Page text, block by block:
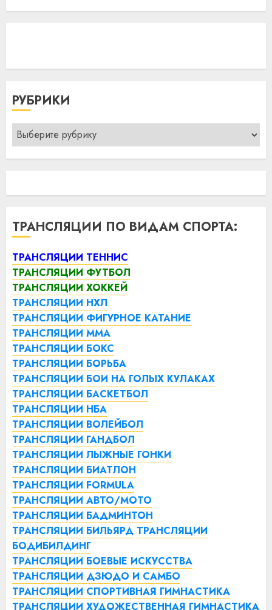
РУБРИКИ
Рубрики
ТРАНСЛЯЦИИ ПО ВИДАМ СПОРТА:
ТРАНСЛЯЦИИ ТЕННИС
ТРАНСЛЯЦИИ ФУТБОЛ
ТРАНСЛЯЦИИ ХОККЕЙ
ТРАНСЛЯЦИИ НХЛ
ТРАНСЛЯЦИИ ФИГУРНОЕ КАТАНИЕ
ТРАНСЛЯЦИИ ММА
ТРАНСЛЯЦИИ БОКС
ТРАНСЛЯЦИИ БОРЬБА
ТРАНСЛЯЦИИ БОИ НА ГОЛЫХ КУЛАКАХ
ТРАНСЛЯЦИИ БАСКЕТБОЛ
ТРАНСЛЯЦИИ НБА
ТРАНСЛЯЦИИ ВОЛЕЙБОЛ
ТРАНСЛЯЦИИ ГАНДБОЛ
ТРАНСЛЯЦИИ ЛЫЖНЫЕ ГОНКИ
ТРАНСЛЯЦИИ БИАТЛОН
ТРАНСЛЯЦИИ FORMULA
ТРАНСЛЯЦИИ АВТО/МОТО
ТРАНСЛЯЦИИ БАДМИНТОН
ТРАНСЛЯЦИИ БИЛЬЯРД ТРАНСЛЯЦИИ
БОДИБИЛДИНГ
ТРАНСЛЯЦИИ БОЕВЫЕ ИСКУССТВА
ТРАНСЛЯЦИИ ДЗЮДО И САМБО
ТРАНСЛЯЦИИ СПОРТИВНАЯ ГИМНАСТИКА
ТРАНСЛЯЦИИ ХУДОЖЕСТВЕННАЯ ГИМНАСТИКА